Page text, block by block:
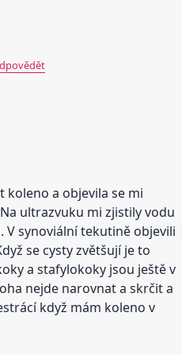
koleno a objevila se mi
ultrazvuku mi zjistily vodu
V synoviální tekutině objevili
se cysty zvětšují je to
a stafylokoky jsou ještě v
nejde narovnat a skrčit a
když mám koleno v